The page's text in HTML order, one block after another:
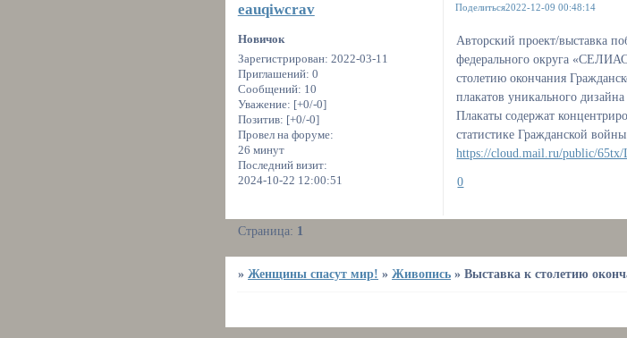
Поделиться2022-12-09 00:48:14
eauqiwcrav
Новичок
Зарегистрирован: 2022-03-11
Приглашений: 0
Сообщений: 10
Уважение: [+0/-0]
Позитив: [+0/-0]
Провел на форуме:
26 минут
Последний визит:
2024-10-22 12:00:51
Авторский проект/выставка
федерального округа
столетию окончания
плакатов уникального
Плакаты содержат
статистике Гражданской
https://cloud.mail.ru/public/
0
Страница: 1
»Женщины спасут мир! »Живопись »Выставка к столетию